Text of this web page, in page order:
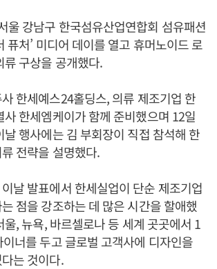
울 강남구 한국섬유산업연합회 섬유패션
퓨처’ 미디어 데이를 열고 휴머노이드 로
류 구상을 공개했다.
한세예스24홀딩스, 의류 제조기업 한
사 한세엠케이가 함께 준비했으며 12일
날 행사에는 김 부회장이 직접 참석해 한
전략을 설명했다.
날 발표에서 한세실업이 단순 제조기업
점을 강조하는 데 많은 시간을 할애했
울, 뉴욕, 바르셀로나 등 세계 곳곳에서 1
너를 두고 글로벌 고객사에 디자인을
는 것이다.